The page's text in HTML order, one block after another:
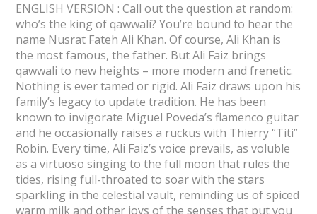
ENGLISH VERSION : Call out the question at random:
who’s the king of qawwali? You’re bound to hear the
name Nusrat Fateh Ali Khan. Of course, Ali Khan is
the most famous, the father. But Ali Faiz brings
qawwali to new heights – more modern and frenetic.
Nothing is ever tamed or rigid. Ali Faiz draws upon his
family’s legacy to update tradition. He has been
known to invigorate Miguel Poveda’s flamenco guitar
and he occasionally raises a ruckus with Thierry “Titi”
Robin. Every time, Ali Faiz’s voice prevails, as voluble
as a virtuoso singing to the full moon that rules the
tides, rising full-throated to soar with the stars
sparkling in the celestial vault, reminding us of spiced
warm milk and other joys of the senses that put you